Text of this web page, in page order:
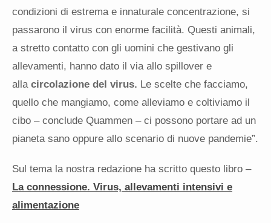
condizioni di estrema e innaturale concentrazione, si
passarono il virus con enorme facilità. Questi animali,
a stretto contatto con gli uomini che gestivano gli
allevamenti, hanno dato il via allo spillover e
alla circolazione del virus. Le scelte che facciamo,
quello che mangiamo, come alleviamo e coltiviamo il
cibo – conclude Quammen – ci possono portare ad un
pianeta sano oppure allo scenario di nuove pandemie”.
Sul tema la nostra redazione ha scritto questo libro –
La connessione. Virus, allevamenti intensivi e
alimentazione